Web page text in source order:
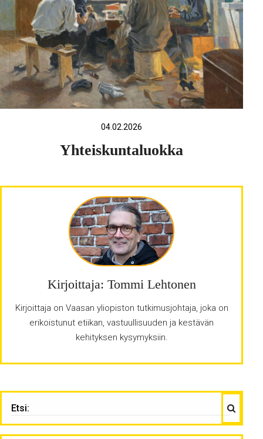
04.02.2026
Yhteiskuntaluokka
Kirjoittaja: Tommi Lehtonen
Kirjoittaja on Vaasan yliopiston tutkimusjohtaja, joka on
erikoistunut etiikan, vastuullisuuden ja kestävän
kehityksen kysymyksiin.
Haku